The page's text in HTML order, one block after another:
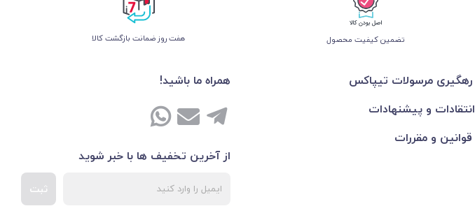
تضمین کیفیت محصول هفت روز ضمانت بازگشت کالا
رهگیری مرسولات تیپاکس
انتقادات و پیشنهادات
قوانین و مقررات
همراه ما باشید!
از آخرین تخفیف ها با خبر شوید
ثبت